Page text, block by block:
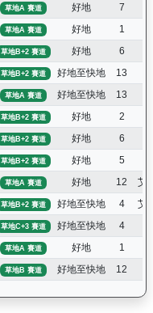
草地A 賽道 好地 7
草地A 賽道 好地 1
草地B+2 賽道 好地 6
草地B+2 賽道 好地至快地 13
草地A 賽道 好地至快地 13
草地B+2 賽道 好地 2
草地B+2 賽道 好地 6
草地B+2 賽道 好地 5
草地A 賽道 好地 12
艾
草地B+2 賽道 好地至快地 4
艾
草地C+3 賽道 好地至快地 4
草地A 賽道 好地 1
草地B 賽道 好地至快地 12